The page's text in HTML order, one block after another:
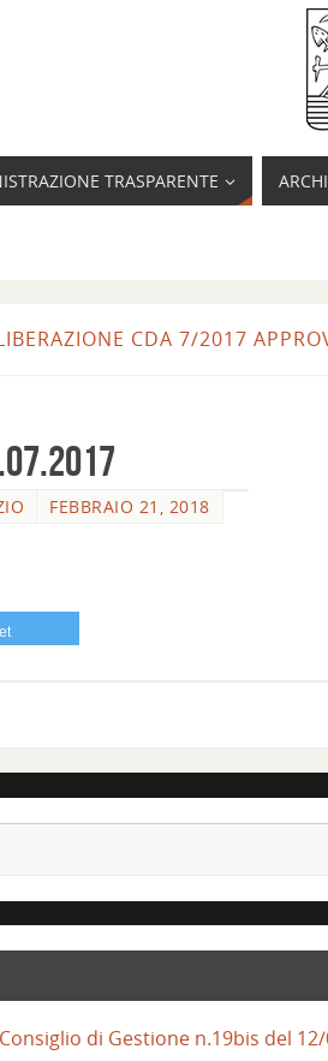
TRASPARENTE
CDA 7/2017
FEBBRAIO 21, 2018
di Gestione n.19bis del